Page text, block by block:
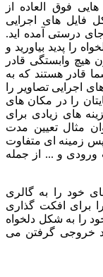
هایی فوق العاده از
فایل های اجرایی
درستی آمده اید.
را پدید بیاورید و
هیچ وابستگی قادر
قادر هستند که به
اجرایی تصاویر را
را در مکان های
های زیادی برای
مثال تعیین مدت
زمینه ای متفاوت
از عکس ها، بیش از 170 افکت ورودی و ... از جمله
خود را به گالری
برای افکت گذاری
را به شکل دلخواه
خروجی گرفتن می